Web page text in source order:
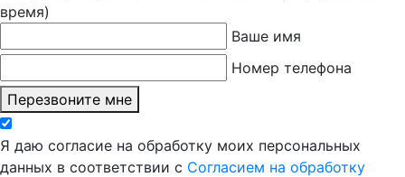
время)
Ваше имя
Номер телефона
Перезвоните мне
Я даю согласие на обработку моих персональных
данных в соответствии с Согласием на обработку